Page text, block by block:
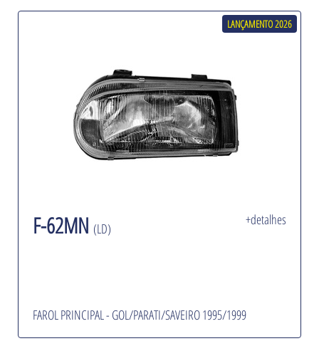
LANÇAMENTO 2026
F-62MN (LD)
+detalhes
FAROL PRINCIPAL - GOL/PARATI/SAVEIRO 1995/1999